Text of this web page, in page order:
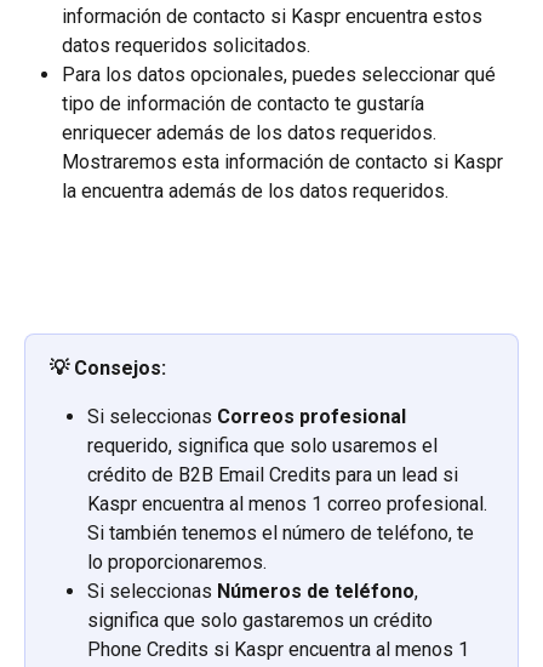
información de contacto si Kaspr encuentra estos
datos requeridos solicitados.
Para los datos opcionales, puedes seleccionar qué
tipo de información de contacto te gustaría
enriquecer además de los datos requeridos.
Mostraremos esta información de contacto si Kaspr
la encuentra además de los datos requeridos.
💡 Consejos:
Si seleccionas Correos profesional
requerido, significa que solo usaremos el
crédito de B2B Email Credits para un lead si
Kaspr encuentra al menos 1 correo profesional.
Si también tenemos el número de teléfono, te
lo proporcionaremos.
Si seleccionas Números de teléfono,
significa que solo gastaremos un crédito
Phone Credits si Kaspr encuentra al menos 1